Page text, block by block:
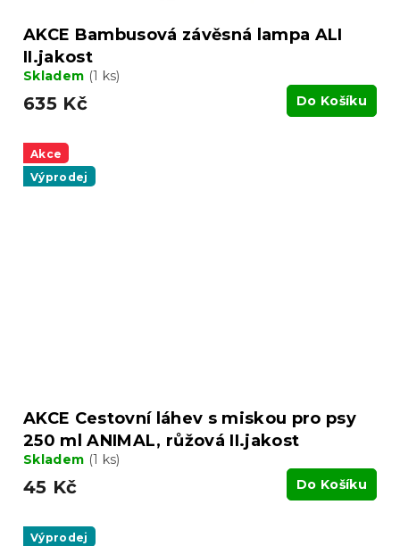
AKCE Bambusová závěsná lampa ALI
II.jakost
Skladem (1 ks)
635 Kč Do Košíku
Akce
Výprodej
AKCE Cestovní láhev s miskou pro psy
250 ml ANIMAL, růžová II.jakost
Skladem (1 ks)
45 Kč Do Košíku
Výprodej